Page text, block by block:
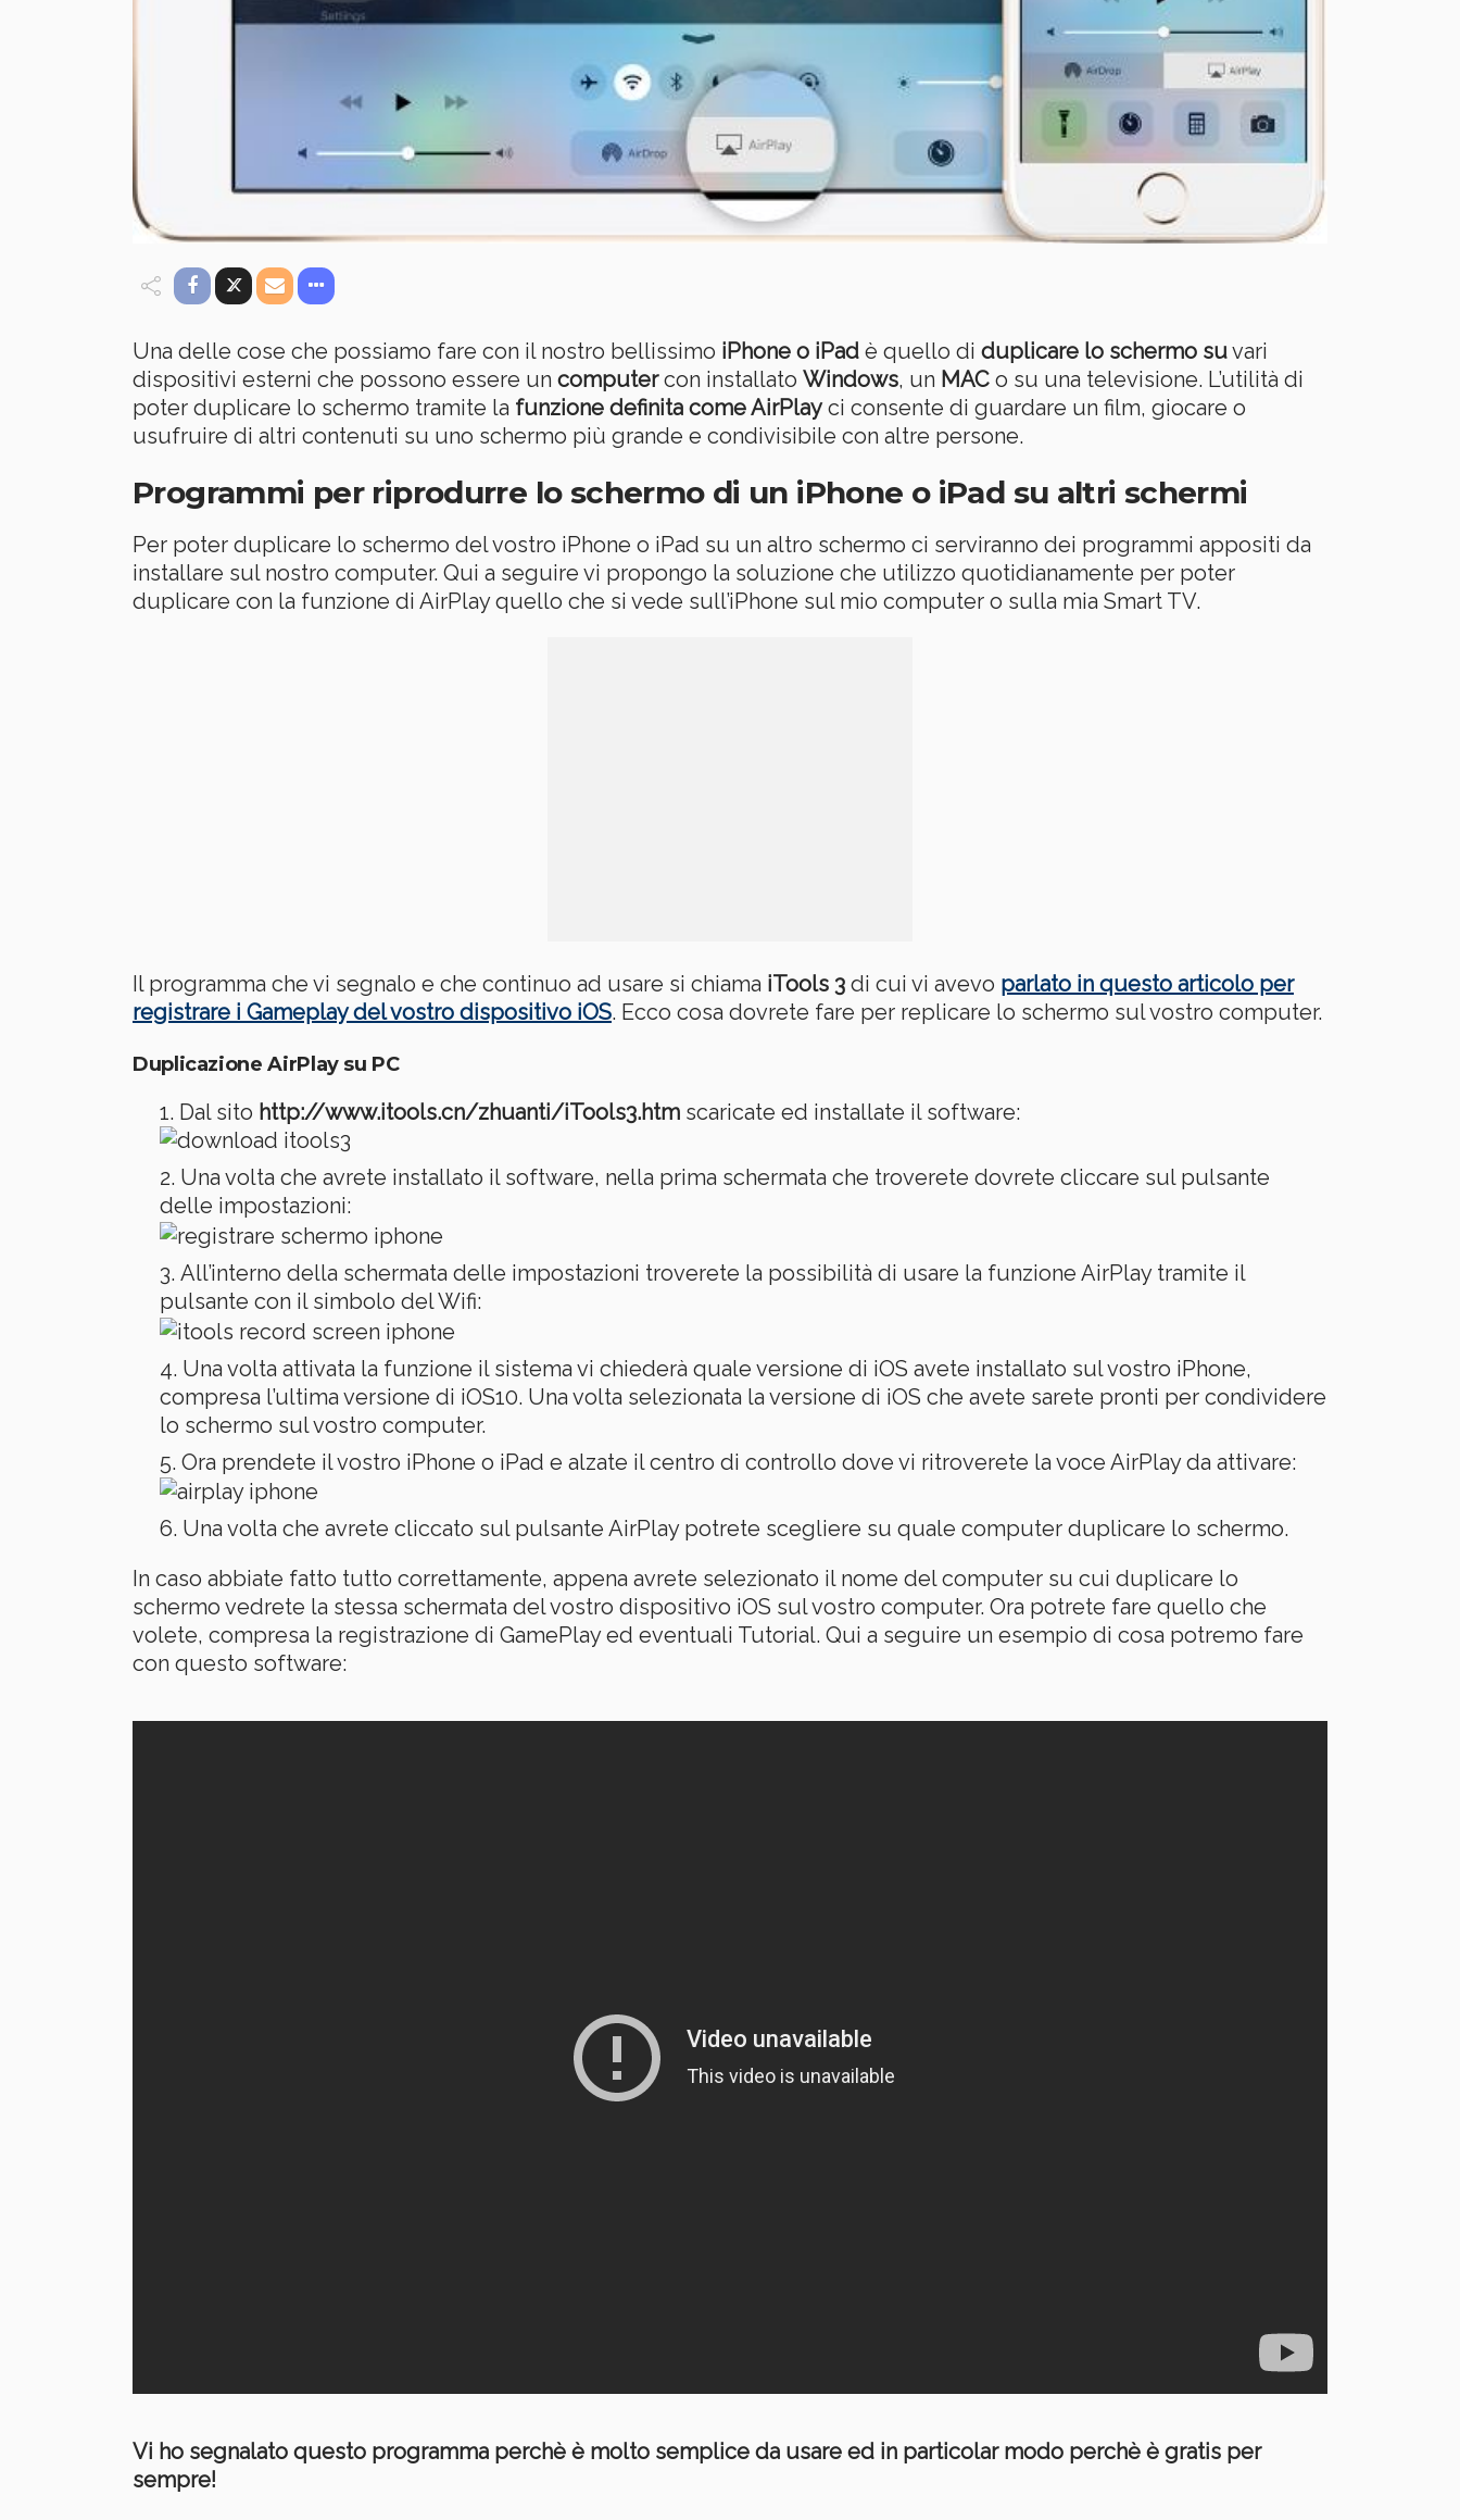
Una delle cose che possiamo fare con il nostro bellissimo iPhone o iPad è quello di duplicare lo schermo suvari
dispositivi esterni che possono essere un computercon installato Windows, un MAC o su una televisione. L’utilità di
poter duplicare lo schermo tramite la funzione definita come AirPlayci consente di guardare un film, giocare o
usufruire di altri contenuti su uno schermo più grande e condivisibile con altre persone.
Programmi per riprodurre lo schermo di un iPhone o iPad su altri schermi
Per poter duplicare lo schermo del vostro iPhone o iPad su un altro schermo ci serviranno dei programmi appositi da
installare sul nostro computer. Qui a seguire vi propongo la soluzione che utilizzo quotidianamente per poter
duplicare con la funzione di AirPlay quello che si vede sull’iPhone sul mio computer o sulla mia Smart TV.
Il programma che vi segnalo e che continuo ad usare si chiama iTools 3 di cui vi avevo parlato in questo articolo per
registrare i Gameplay del vostro dispositivo iOS. Ecco cosa dovrete fare per replicare lo schermo sul vostro computer.
Duplicazione AirPlay su PC
Dal sito http://www.itools.cn/zhuanti/iTools3.htm scaricate ed installate il software:
Una volta che avrete installato il software, nella prima schermata che troverete dovrete cliccare sul pulsante
delle impostazioni:
All’interno della schermata delle impostazioni troverete la possibilità di usare la funzione AirPlay tramite il
pulsante con il simbolo del Wifi:
Una volta attivata la funzione il sistema vi chiederà quale versione di iOS avete installato sul vostro iPhone,
compresa l’ultima versione di iOS10. Una volta selezionata la versione di iOS che avete sarete pronti per condividere
lo schermo sul vostro computer.
Ora prendete il vostro iPhone o iPad e alzate il centro di controllo dove vi ritroverete la voce AirPlay da attivare:
Una volta che avrete cliccato sul pulsante AirPlay potrete scegliere su quale computer duplicare lo schermo.
In caso abbiate fatto tutto correttamente, appena avrete selezionato il nome del computer su cui duplicare lo
schermo vedrete la stessa schermata del vostro dispositivo iOS sul vostro computer. Ora potrete fare quello che
volete, compresa la registrazione di GamePlay ed eventuali Tutorial. Qui a seguire un esempio di cosa potremo fare
con questo software:
Vi ho segnalato questo programma perchè è molto semplice da usare ed in particolar modo perchè è gratis per
sempre!